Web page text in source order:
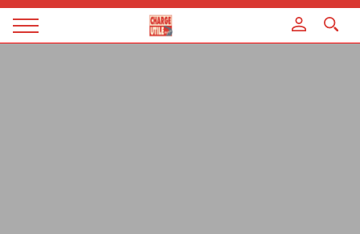
Magazine
Panneau de gestion des cookies